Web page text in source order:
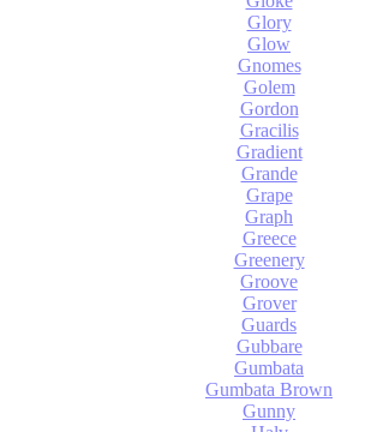
Glory
Glow
Gnomes
Golem
Gordon
Gracilis
Gradient
Grande
Grape
Graph
Greece
Greenery
Groove
Grover
Guards
Gubbare
Gumbata
Gumbata Brown
Gunny